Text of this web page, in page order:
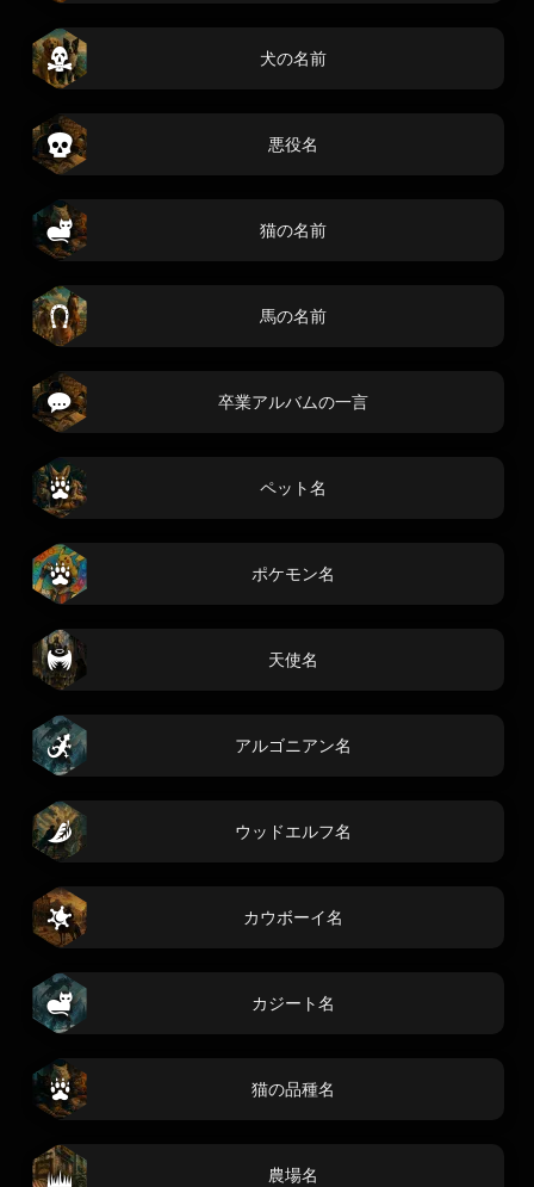
犬の名前
悪役名
猫の名前
馬の名前
卒業アルバムの一言
ペット名
ポケモン名
天使名
アルゴニアン名
ウッドエルフ名
カウボーイ名
カジート名
猫の品種名
農場名